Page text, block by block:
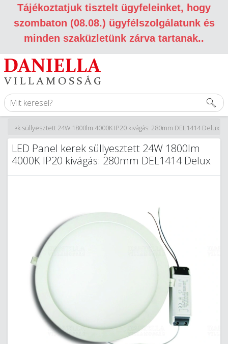
Tájékoztatjuk tisztelt ügyfeleinket, hogy
szombaton (08.08.) ügyfélszolgálatunk és
minden szaküzletünk zárva tartanak..
kerek süllyesztett 24W 1800lm 4000K IP20 kivágás: 280mm DEL1414 Delux
LED Panel kerek süllyesztett 24W 1800lm
4000K IP20 kivágás: 280mm DEL1414 Delux